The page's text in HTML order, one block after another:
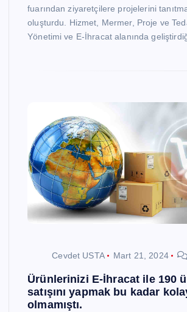
fuarından ziyaretçilere projelerini
oluşturdu. Hizmet, Mermer, Proje ve
Yönetimi ve E-İhracat alanında
Cevdet USTA Mart 21, 2024
Ürünlerinizi E-İhracat ile 190
satışını yapmak bu kadar
olmamıştı.